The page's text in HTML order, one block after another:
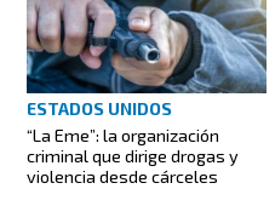
ESTADOS UNIDOS
“La Eme”: la organización
criminal que dirige drogas y
violencia desde cárceles